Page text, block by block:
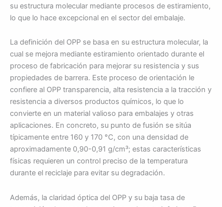
su estructura molecular mediante procesos de estiramiento,
lo que lo hace excepcional en el sector del embalaje.
La definición del OPP se basa en su estructura molecular, la
cual se mejora mediante estiramiento orientado durante el
proceso de fabricación para mejorar su resistencia y sus
propiedades de barrera. Este proceso de orientación le
confiere al OPP transparencia, alta resistencia a la tracción y
resistencia a diversos productos químicos, lo que lo
convierte en un material valioso para embalajes y otras
aplicaciones. En concreto, su punto de fusión se sitúa
típicamente entre 160 y 170 °C, con una densidad de
aproximadamente 0,90-0,91 g/cm³; estas características
físicas requieren un control preciso de la temperatura
durante el reciclaje para evitar su degradación.
Además, la claridad óptica del OPP y su baja tasa de